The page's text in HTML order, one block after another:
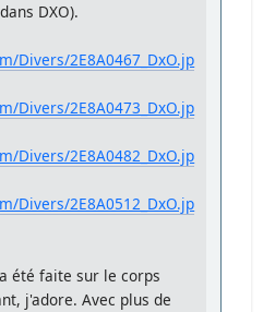
DXO).
Divers/2E8A0467_DxO.jp
Divers/2E8A0473_DxO.jp
Divers/2E8A0482_DxO.jp
Divers/2E8A0512_DxO.jp
été faite sur le corps
j'adore. Avec plus de